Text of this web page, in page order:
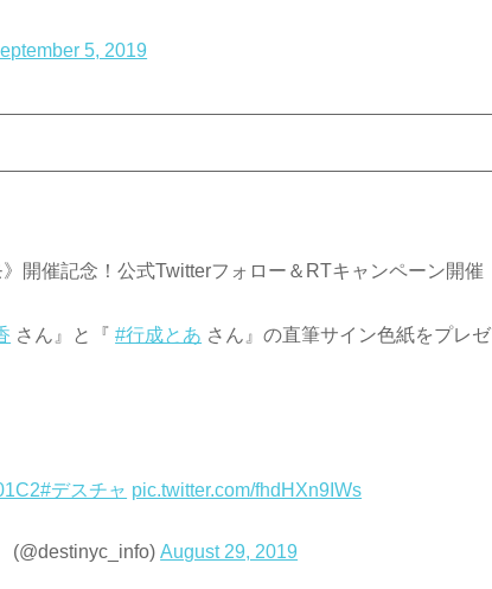
5, 2019
開催記念！公式Twitterフォロー＆RTキャンペーン開催
さん』と『#行成とあ さん』の直筆サイン色紙をプレゼ
#デスチャ pic.twitter.com/fhdHXn9IWs
(@destinyc_info)August 29, 2019